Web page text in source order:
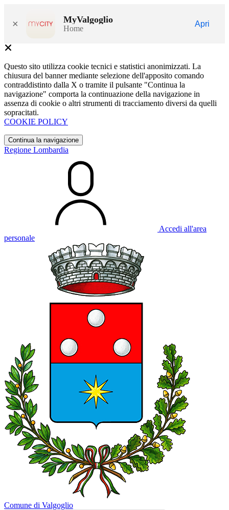
× MyValgoglio
Home
Apri
Questo sito utilizza cookie tecnici e statistici anonimizzati. La
chiusura del banner mediante selezione dell'apposito comando
contraddistinto dalla X o tramite il pulsante "Continua la
navigazione" comporta la continuazione della navigazione in
assenza di cookie o altri strumenti di tracciamento diversi da quelli
sopracitati.
COOKIE POLICY
Continua la navigazione
Regione Lombardia
Accedi all'area
personale
Comune di Valgoglio